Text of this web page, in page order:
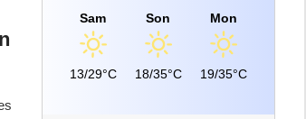
Sam
13/29°C
Son
18/35°C
Mon
19/35°C